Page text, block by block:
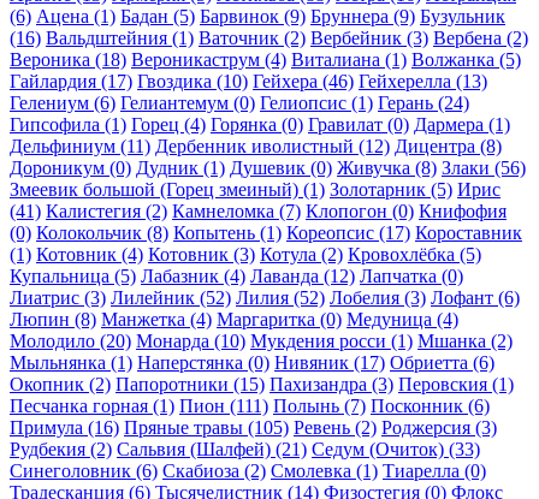
(6) Ацена (1) Бадан (5) Барвинок (9) Бруннера (9) Бузульник
(16) Вальдштейния (1) Ваточник (2) Вербейник (3) Вербена (2)
Вероника (18) Вероникаструм (4) Виталиана (1) Волжанка (5)
Гайлардия (17) Гвоздика (10) Гейхера (46) Гейхерелла (13)
Гелениум (6) Гелиантемум (0) Гелиопсис (1) Герань (24)
Гипсофила (1) Горец (4) Горянка (0) Гравилат (0) Дармера (1)
Дельфиниум (11) Дербенник иволистный (12) Дицентра (8)
Дороникум (0) Дудник (1) Душевик (0) Живучка (8) Злаки (56)
Змеевик большой (Горец змеиный) (1) Золотарник (5) Ирис
(41) Калистегия (2) Камнеломка (7) Клопогон (0) Книфофия
(0) Колокольчик (8) Копытень (1) Кореопсис (17) Короставник
(1) Котовник (4) Котовник (3) Котула (2) Кровохлёбка (5)
Купальница (5) Лабазник (4) Лаванда (12) Лапчатка (0)
Лиатрис (3) Лилейник (52) Лилия (52) Лобелия (3) Лофант (6)
Люпин (8) Манжетка (4) Маргаритка (0) Медуница (4)
Молодило (20) Монарда (10) Мукдения росси (1) Мшанка (2)
Мыльнянка (1) Наперстянка (0) Нивяник (17) Обриетта (6)
Окопник (2) Папоротники (15) Пахизандра (3) Перовския (1)
Песчанка горная (1) Пион (111) Полынь (7) Посконник (6)
Примула (16) Пряные травы (105) Ревень (2) Роджерсия (3)
Рудбекия (2) Сальвия (Шалфей) (21) Седум (Очиток) (33)
Синеголовник (6) Скабиоза (2) Смолевка (1) Тиарелла (0)
Традесканция (6) Тысячелистник (14) Физостегия (0) Флокс